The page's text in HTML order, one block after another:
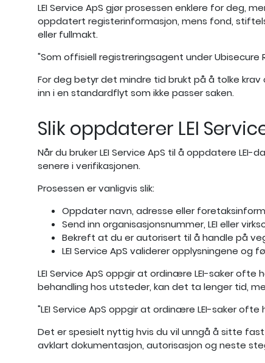
LEI Service ApS gjør prosessen enklere for deg,
oppdatert registerinformasjon, mens fond,
eller fullmakt.
"Som offisiell registreringsagent under Ubisecure
For deg betyr det mindre tid brukt på å tolke
inn i en standardflyt som ikke passer saken.
Slik oppdaterer LEI
Når du bruker LEI Service ApS til å oppdatere
senere i verifikasjonen.
Prosessen er vanligvis slik:
Oppdater navn, adresse eller
Send inn organisasjonsnummer, LEI eller
Bekreft at du er autorisert til å handle på
LEI Service ApS validerer opplysningene
LEI Service ApS oppgir at ordinære LEI-saker
behandling hos utsteder, kan det ta lenger tid,
"LEI Service ApS oppgir at ordinære LEI-saker
Det er spesielt nyttig hvis du vil unngå å sitte
avklart dokumentasjon, autorisasjon og neste